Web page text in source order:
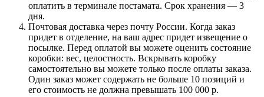
оплатить в терминале постамата. Срок хранения — 3
дня.
Почтовая доставка через почту России. Когда заказ
придет в отделение, на ваш адрес придет извещение о
посылке. Перед оплатой вы можете оценить состояние
коробки: вес, целостность. Вскрывать коробку
самостоятельно вы можете только после оплаты заказа.
Один заказ может содержать не больше 10 позиций и
его стоимость не должна превышать 100 000 р.